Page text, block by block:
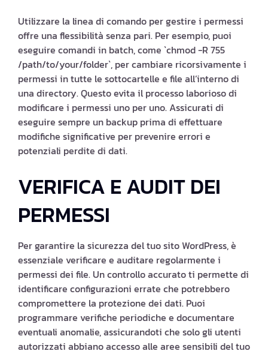
Utilizzare la linea di comando per gestire i permessi
offre una flessibilità senza pari. Per esempio, puoi
eseguire comandi in batch, come `chmod -R 755
/path/to/your/folder`, per cambiare ricorsivamente i
permessi in tutte le sottocartelle e file all’interno di
una directory. Questo evita il processo laborioso di
modificare i permessi uno per uno. Assicurati di
eseguire sempre un backup prima di effettuare
modifiche significative per prevenire errori e
potenziali perdite di dati.
VERIFICA E AUDIT DEI
PERMESSI
Per garantire la sicurezza del tuo sito WordPress, è
essenziale verificare e auditare regolarmente i
permessi dei file. Un controllo accurato ti permette di
identificare configurazioni errate che potrebbero
compromettere la protezione dei dati. Puoi
programmare verifiche periodiche e documentare
eventuali anomalie, assicurandoti che solo gli utenti
autorizzati abbiano accesso alle aree sensibili del tuo